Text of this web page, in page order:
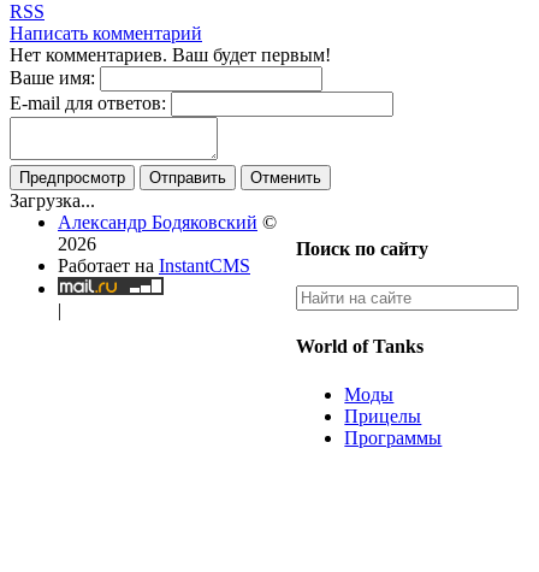
RSS
Написать комментарий
Нет комментариев. Ваш будет первым!
Ваше имя:
E-mail для ответов:
Предпросмотр Отправить Отменить
Загрузка...
Поиск по сайту
World of Tanks
Моды
Прицелы
Программы
Александр Бодяковский ©
2026
Работает на InstantCMS
|